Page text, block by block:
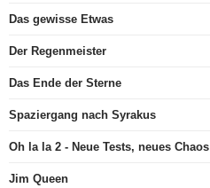
Das gewisse Etwas
Der Regenmeister
Das Ende der Sterne
Spaziergang nach Syrakus
Oh la la 2 - Neue Tests, neues Chaos
Jim Queen